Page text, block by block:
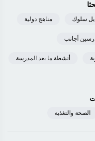
سلوك مناهج دولية
أجانب
أنشطة ما بعد المدرسة
الصحة والتغذية